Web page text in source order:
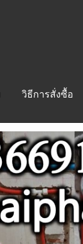
วิธีการสั่งซื้อ